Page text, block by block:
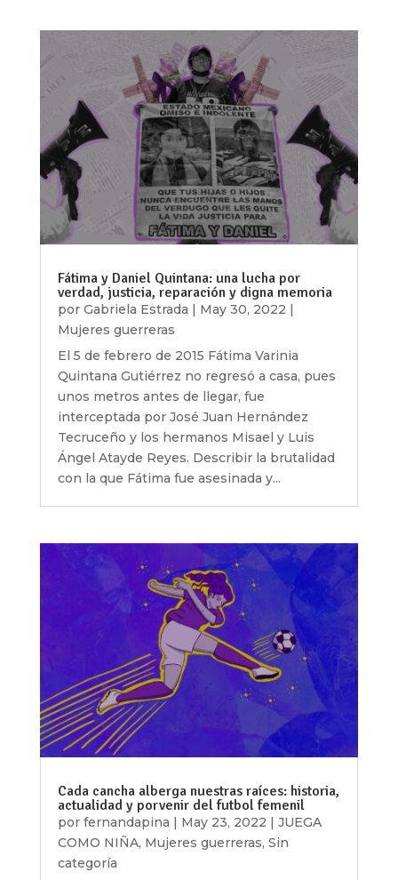
Fátima y Daniel Quintana: una lucha por
verdad, justicia, reparación y digna memoria
por Gabriela Estrada | May 30, 2022 |
Mujeres guerreras
El 5 de febrero de 2015 Fátima Varinia
Quintana Gutiérrez no regresó a casa, pues
unos metros antes de llegar, fue
interceptada por José Juan Hernández
Tecruceño y los hermanos Misael y Luis
Ángel Atayde Reyes. Describir la brutalidad
con la que Fátima fue asesinada y...
Cada cancha alberga nuestras raíces: historia,
actualidad y porvenir del futbol femenil
por fernandapina | May 23, 2022 | JUEGA
COMO NIÑA, Mujeres guerreras, Sin
categoría